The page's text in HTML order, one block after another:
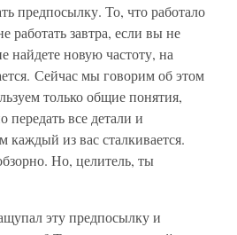
предпосылку. То, что работало
работать завтра, если вы не
найдете новую частоту, на
Сейчас мы говорим об этом
только общие понятия,
все детали и
каждый из вас сталкивается.
Но, целитель, ты
эту предпосылку и